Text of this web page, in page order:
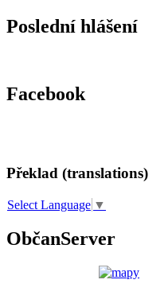
Poslední hlášení
Facebook
Překlad (translations)
Select Language ▼
ObčanServer